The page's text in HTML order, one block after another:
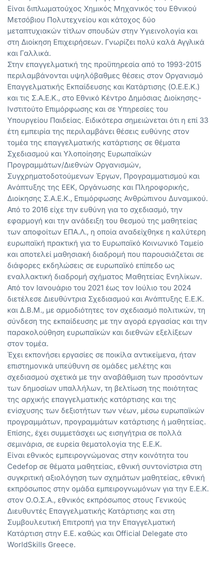
Είναι διπλωματούχος Χημικός Μηχανικός του Εθνικού
Μετσόβιου Πολυτεχνείου και κάτοχος δύο
μεταπτυχιακών τίτλων σπουδών στην Υγιεινολογία και
στη Διοίκηση Επιχειρήσεων. Γνωρίζει πολύ καλά Αγγλικά
και Γαλλικά.
Στην επαγγελματική της προϋπηρεσία από το 1993-2015
περιλαμβάνονται υψηλόβαθμες θέσεις στον Οργανισμό
Επαγγελματικής Εκπαίδευσης και Κατάρτισης (Ο.Ε.Ε.Κ.)
και τις Σ.Α.Ε.Κ., στο Εθνικό Κέντρο Δημόσιας Διοίκησης-
Ινστιτούτο Επιμόρφωσης και σε Υπηρεσίες του
Υπουργείου Παιδείας. Ειδικότερα σημειώνεται ότι η επί 33
έτη εμπειρία της περιλαμβάνει θέσεις ευθύνης στον
τομέα της επαγγελματικής κατάρτισης σε θέματα
Σχεδιασμού και Υλοποίησης Ευρωπαϊκών
Προγραμμάτων/Διεθνών Οργανισμών,
Συγχρηματοδοτούμενων Έργων, Προγραμματισμού και
Ανάπτυξης της ΕΕΚ, Οργάνωσης και Πληροφορικής,
Διοίκησης Σ.Α.Ε.Κ., Επιμόρφωσης Ανθρώπινου Δυναμικού.
Από το 2016 είχε την ευθύνη για το σχεδιασμό, την
εφαρμογή και την ανάδειξη του θεσμού της μαθητείας
των αποφοίτων ΕΠΑ.Λ., η οποία αναδείχθηκε η καλύτερη
ευρωπαϊκή πρακτική για το Ευρωπαϊκό Κοινωνικό Ταμείο
και αποτελεί μαθησιακή διαδρομή που παρουσιάζεται σε
διάφορες εκδηλώσεις σε ευρωπαϊκό επίπεδο ως
εναλλακτική διαδρομή σχήματος Μαθητείας Ενηλίκων.
Από τον Ιανουάριο του 2021 έως τον Ιούλιο του 2024
διετέλεσε Διευθύντρια Σχεδιασμού και Ανάπτυξης Ε.Ε.Κ.
και Δ.Β.Μ., με αρμοδιότητες τον σχεδιασμό πολιτικών, τη
σύνδεση της εκπαίδευσης με την αγορά εργασίας και την
παρακολούθηση ευρωπαϊκών και διεθνών εξελίξεων
στον τομέα.
Έχει εκπονήσει εργασίες σε ποικίλα αντικείμενα, ήταν
επιστημονικά υπεύθυνη σε ομάδες μελέτης και
σχεδιασμού σχετικά με την αναβάθμιση των προσόντων
των δημοσίων υπαλλήλων, τη βελτίωση της ποιότητας
της αρχικής επαγγελματικής κατάρτισης και της
ενίσχυσης των δεξιοτήτων των νέων, μέσω ευρωπαϊκών
προγραμμάτων, προγραμμάτων κατάρτισης ή μαθητείας.
Επίσης, έχει συμμετάσχει ως εισηγήτρια σε πολλά
σεμινάρια, σε ευρεία θεματολογία της Ε.Ε.Κ.
Είναι εθνικός εμπειρογνώμονας στην κοινότητα του
Cedefop σε θέματα μαθητείας, εθνική συντονίστρια στη
συγκριτική αξιολόγηση των σχημάτων μαθητείας, εθνική
εκπρόσωπος στην ομάδα εμπειρογνωμόνων για την Ε.Ε.Κ.
στον Ο.Ο.Σ.Α., εθνικός εκπρόσωπος στους Γενικούς
Διευθυντές Επαγγελματικής Κατάρτισης και στη
Συμβουλευτική Επιτροπή για την Επαγγελματική
Κατάρτιση στην Ε.Ε. καθώς και Official Delegate στο
WorldSkills Greece.